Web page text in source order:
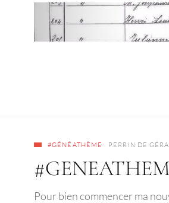
#GÉNÉATHÈME PERRIN DE
Pour bien commencer ma